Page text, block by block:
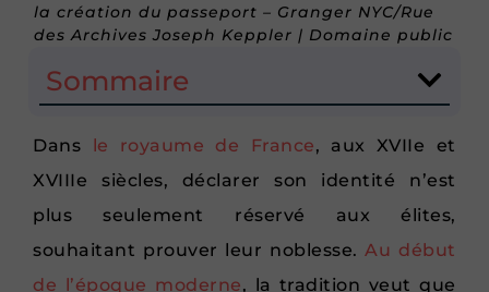
la création du passeport – Granger NYC/Rue
des Archives Joseph Keppler | Domaine public
Sommaire
Dans le royaume de France, aux XVIIe et
XVIIIe siècles, déclarer son identité n’est
plus seulement réservé aux élites,
souhaitant prouver leur noblesse.Au début
de l’époque moderne, la tradition veut que